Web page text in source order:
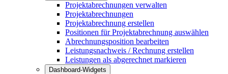
Projektabrechnungen verwalten
Projektabrechnungen
Projektabrechnung erstellen
Positionen für Projektabrechnung auswählen
Abrechnungsposition bearbeiten
Leistungsnachweis / Rechnung erstellen
Leistungen als abgerechnet markieren
Dashboard-Widgets